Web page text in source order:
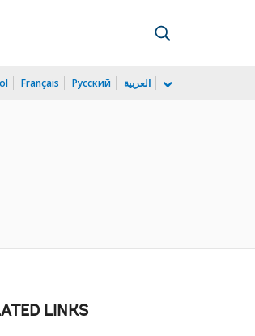
Français Русский العربية
LINKS